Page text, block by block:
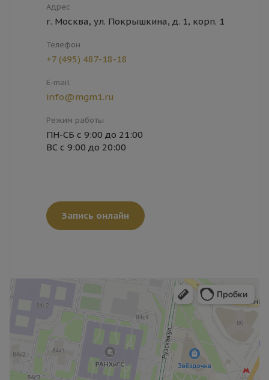
Адрес
г. Москва, ул. Покрышкина, д. 1, корп. 1
Телефон
+7 (495) 487-18-18
E-mail
info@mgm1.ru
Режим работы
ПН-СБ с 9:00 до 21:00
ВС с 9:00 до 20:00
Запись онлайн